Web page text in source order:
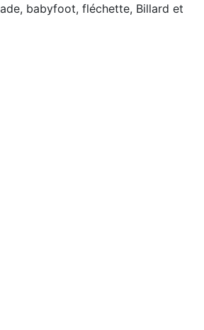
babyfoot, fléchette, Billard et